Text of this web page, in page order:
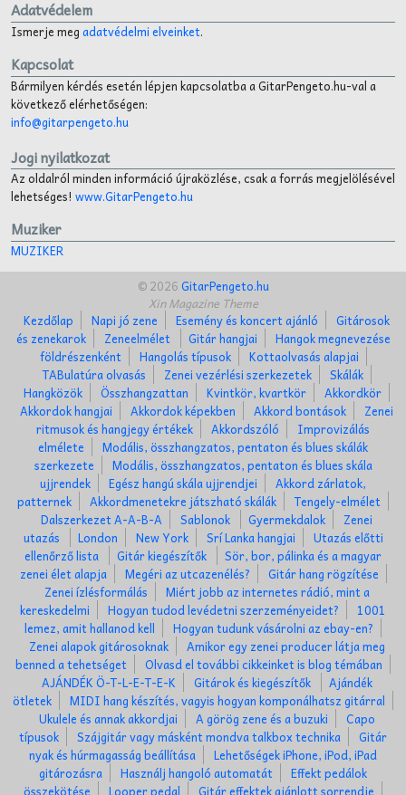
Adatvédelem
Ismerje megadatvédelmi elveinket.
Kapcsolat
Bármilyen kérdés esetén lépjen kapcsolatba a GitarPengeto.hu-val a
következő elérhetőségen:
info@gitarpengeto.hu
Jogi nyilatkozat
Az oldalról minden információ újraközlése, csak a forrás megjelölésével
lehetséges! www.GitarPengeto.hu
Muziker
MUZIKER
© 2026GitarPengeto.hu
Xin Magazine Theme
Kezdőlap
Napi jó zene Esemény és koncert ajánló
Gitárosok
és zenekarok
Zeneelmélet Gitár hangjai
Hangok megnevezése
földrészenként
Hangolás típusok
Kottaolvasás alapjai
TABulatúra olvasás
Zenei vezérlési szerkezetek
Skálák
Hangközök
Összhangzattan Kvintkör, kvartkör
Akkordkör
Akkordok hangjai
Akkordok képekben Akkord bontások
Zenei
ritmusok és hangjegy értékek
Akkordszóló
Improvizálás
elmélete
Modális, összhangzatos, pentaton és blues skálák
szerkezete
Modális, összhangzatos, pentaton és blues skála
ujjrendek
Egész hangú skála ujjrendjei
Akkord zárlatok,
patternek
Akkordmenetekre játszható skálák
Tengely-elmélet
Dalszerkezet A-A-B-A
Sablonok Gyermekdalok
Zenei
utazás
London New York Srí Lanka hangjai
Utazás előtti
ellenőrző lista
Gitár kiegészítők
Sör, bor, pálinka és a magyar
zenei élet alapja
Megéri az utcazenélés?
Gitár hang rögzítése
Zenei ízlésformálás
Miért jobb az internetes rádió, mint a
kereskedelmi
Hogyan tudod levédetni szerzeményeidet?
1001
lemez, amit hallanod kell
Hogyan tudunk vásárolni az ebay-en?
Zenei alapok gitárosoknak
Amikor egy zenei producer látja meg
benned a tehetséget
Olvasd el további cikkeinket is blog témában
AJÁNDÉK Ö-T-L-E-T-E-K
Gitárok és kiegészítők
Ajándék
ötletek
MIDI hang készítés, vagyis hogyan komponálhatsz gitárral
Ukulele és annak akkordjai
A görög zene és a buzuki
Capo
típusok
Szájgitár vagy másként mondva talkbox technika
Gitár
nyak és húrmagasság beállítása
Lehetőségek iPhone, iPod, iPad
gitározásra
Használj hangoló automatát
Effekt pedálok
összekötése
Looper pedal Gitár effektek ajánlott sorrendje